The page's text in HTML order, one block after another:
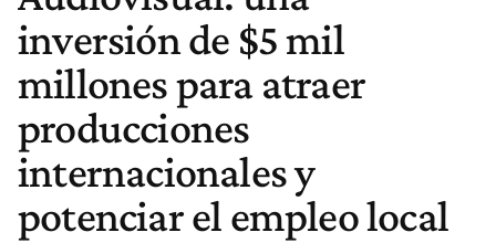
inversión de $5 mil
millones para atraer
producciones
internacionales y
potenciar el empleo local